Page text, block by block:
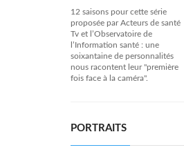
12 saisons pour cette série
proposée par Acteurs de santé
Tv et l’Observatoire de
l’Information santé : une
soixantaine de personnalités
nous racontent leur "première
fois face à la caméra".
PORTRAITS